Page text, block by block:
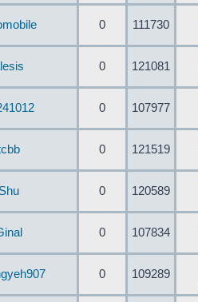
0 111730
0 121081
0 107977
0 121519
Shu 0 120589
0 107834
0 109289